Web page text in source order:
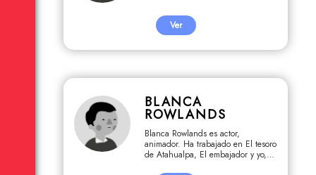
Ver
BLANCA
ROWLANDS
Blanca Rowlands es actor,
animador. Ha trabajado en El tesoro
de Atahualpa, El embajador y yo,